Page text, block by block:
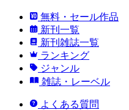
無料・セール作品
新刊一覧
新刊雑誌一覧
ランキング
ジャンル
雑誌・レーベル
よくある質問